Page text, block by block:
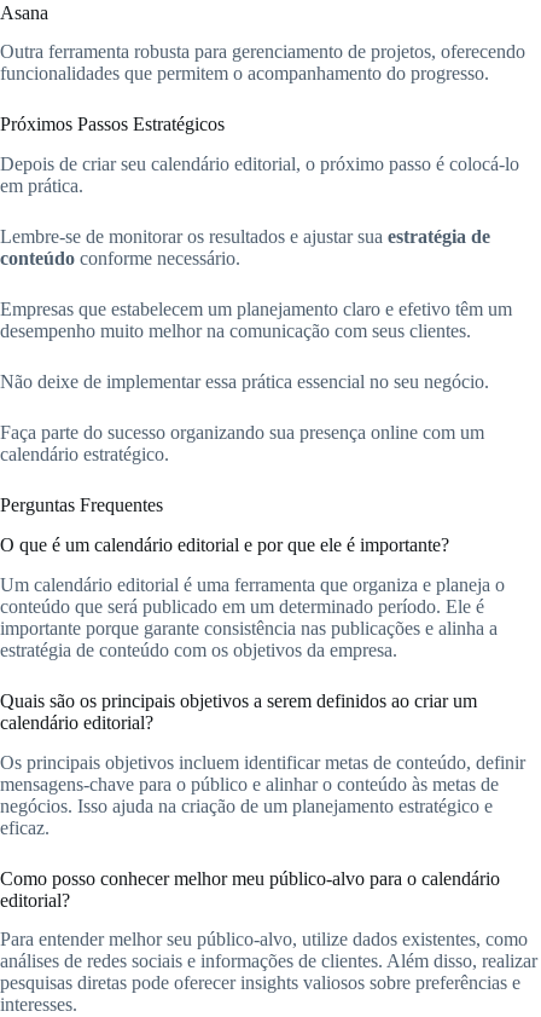
Asana
Outra ferramenta robusta para gerenciamento de projetos, oferecendo
funcionalidades que permitem o acompanhamento do progresso.
Próximos Passos Estratégicos
Depois de criar seu calendário editorial, o próximo passo é colocá-lo
em prática.
Lembre-se de monitorar os resultados e ajustar sua estratégia de
conteúdo conforme necessário.
Empresas que estabelecem um planejamento claro e efetivo têm um
desempenho muito melhor na comunicação com seus clientes.
Não deixe de implementar essa prática essencial no seu negócio.
Faça parte do sucesso organizando sua presença online com um
calendário estratégico.
Perguntas Frequentes
O que é um calendário editorial e por que ele é importante?
Um calendário editorial é uma ferramenta que organiza e planeja o
conteúdo que será publicado em um determinado período. Ele é
importante porque garante consistência nas publicações e alinha a
estratégia de conteúdo com os objetivos da empresa.
Quais são os principais objetivos a serem definidos ao criar um
calendário editorial?
Os principais objetivos incluem identificar metas de conteúdo, definir
mensagens-chave para o público e alinhar o conteúdo às metas de
negócios. Isso ajuda na criação de um planejamento estratégico e
eficaz.
Como posso conhecer melhor meu público-alvo para o calendário
editorial?
Para entender melhor seu público-alvo, utilize dados existentes, como
análises de redes sociais e informações de clientes. Além disso, realizar
pesquisas diretas pode oferecer insights valiosos sobre preferências e
interesses.